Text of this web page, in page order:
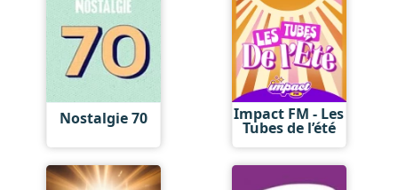
Nostalgie 70 Impact FM - Les
Tubes de l’été